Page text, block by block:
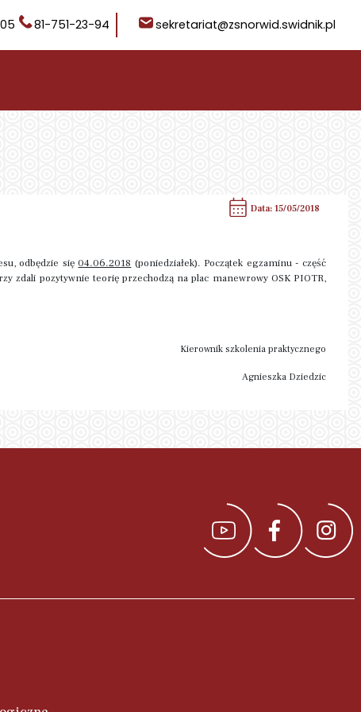
81-751-23-94 sekretariat@zsnorwid.swidnik.pl
Data: 15/05/2018
odbędzie się04.06.2018 (poniedziałek). Początek egzaminu - część
zdali pozytywnie teorię przechodzą na plac manewrowy OSK PIOTR,
Kierownik szkolenia praktycznego
Agnieszka Dziedzic